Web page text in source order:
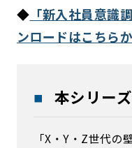
◆ 「新入社員意識
ンロードはこちらか
本シリー
「X・Y・Z世代の